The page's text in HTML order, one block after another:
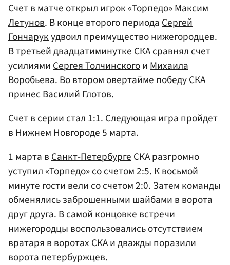
Счет в матче открыл игрок «Торпедо»Максим
Летунов. В конце второго периода Сергей
Гончарукудвоил преимущество нижегородцев.
В третьей двадцатиминутке СКА сравнял счет
усилиями Сергея Толчинскогои Михаила
Воробьева. Во втором овертайме победу СКА
принес Василий Глотов.
Счет в серии стал 1:1. Следующая игра пройдет
в Нижнем Новгороде 5 марта.
1 марта вСанкт-ПетербургеСКА разгромно
уступил «Торпедо» со счетом 2:5. К восьмой
минуте гости вели со счетом 2:0. Затем команды
обменялись заброшенными шайбами в ворота
друг друга. В самой концовке встречи
нижегородцы воспользовались отсутствием
вратаря в воротах СКА и дважды поразили
ворота петербуржцев.